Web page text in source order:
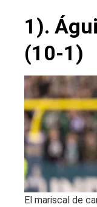
1).
(10-1)
El mariscal de